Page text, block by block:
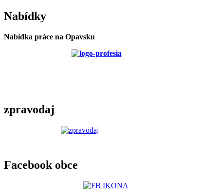
Nabídky
Nabídka práce na Opavsku
zpravodaj
Facebook obce